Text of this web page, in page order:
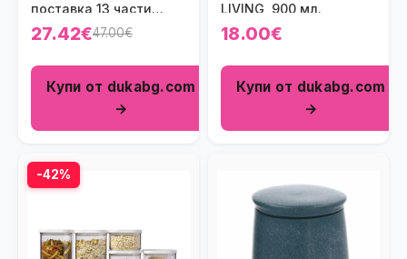
поставка 13 части
HOMLA LENNЕ
27.42€47.00€
Купи от dukabg.com
→
LIVING, 900 мл.
18.00€
Купи от dukabg.com
→
-42%